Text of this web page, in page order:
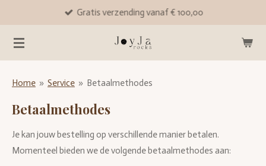
naar
de
hoofdinhoud
Gratis verzending vanaf € 100,00
Home » Service » Betaalmethodes
Betaalmethodes
Je kan jouw bestelling op verschillende manier betalen.
Momenteel bieden we de volgende betaalmethodes aan: